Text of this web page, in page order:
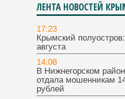
ЛЕНТА НОВОСТЕЙ
17:23
Крымский
августа
14:08
В Нижнегорском
отдала мошенникам
рублей